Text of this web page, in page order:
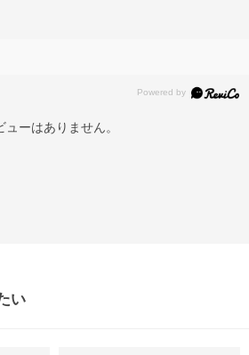
ューはありません。
い